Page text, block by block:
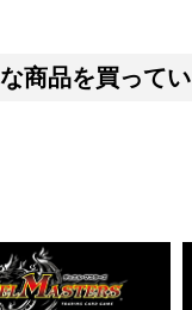
商品を買って